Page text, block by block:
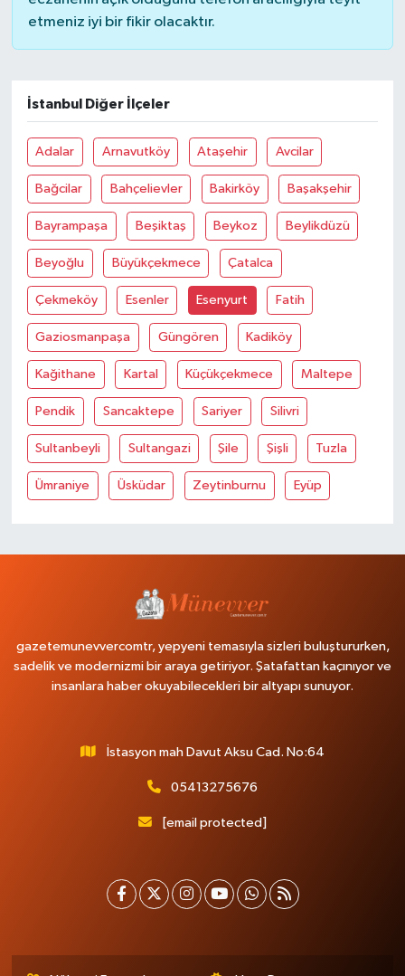
etmeniz iyi bir fikir olacaktır.
İstanbul Diğer İlçeler
Adalar Arnavutköy Ataşehir Avcilar
Bağcilar Bahçelievler Bakirköy Başakşehir
Bayrampaşa Beşiktaş Beykoz Beylikdüzü
Beyoğlu Büyükçekmece Çatalca
Çekmeköy Esenler Esenyurt Fatih
Gaziosmanpaşa Güngören Kadiköy
Kağithane Kartal Küçükçekmece Maltepe
Pendik Sancaktepe Sariyer Silivri
Sultanbeyli Sultangazi Şile Şişli Tuzla
Ümraniye Üsküdar Zeytinburnu Eyüp
gazetemunevvercomtr, yepyeni temasıyla sizleri buluştururken,
sadelik ve modernizmi bir araya getiriyor. Şatafattan kaçınıyor ve
insanlara haber okuyabilecekleri bir altyapı sunuyor.
İstasyon mah Davut Aksu Cad. No:64
05413275676
[email protected]